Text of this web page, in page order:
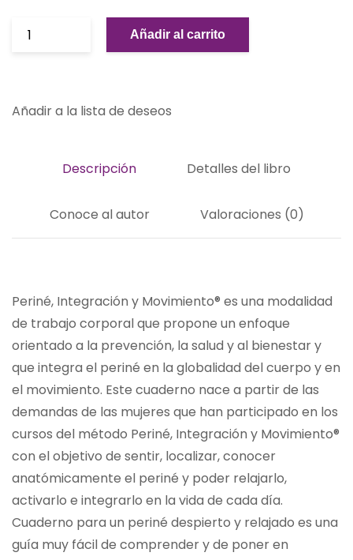
Añadir al carrito
Añadir a la lista de deseos
Descripción Detalles del libro
Conoce al autor Valoraciones (0)
Periné, Integración y Movimiento® es una modalidad
de trabajo corporal que propone un enfoque
orientado a la prevención, la salud y al bienestar y
que integra el periné en la globalidad del cuerpo y en
el movimiento. Este cuaderno nace a partir de las
demandas de las mujeres que han participado en los
cursos del método Periné, Integración y Movimiento®
con el objetivo de sentir, localizar, conocer
anatómicamente el periné y poder relajarlo,
activarlo e integrarlo en la vida de cada día.
Cuaderno para un periné despierto y relajado es una
guía muy fácil de comprender y de poner en